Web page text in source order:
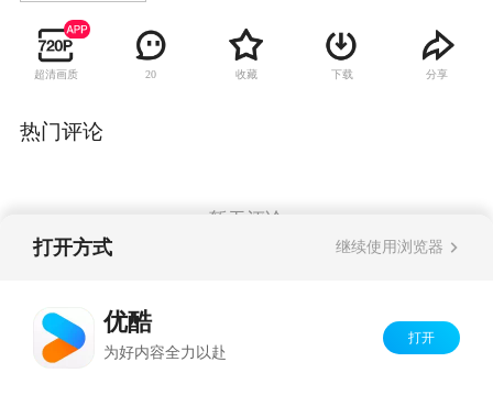
造林工作留给了年轻的书记马彦芳。万跃进勇于
面对各种困难，与书记马彦芳成功完成了县里“植
树造林，清洁垃圾，保护母亲河，建设新农村”的
超清画质 20 收藏 下载 分享
热门评论
暂无评论
打开方式 继续使用浏览器
优酷
为好内容全力以赴
打开